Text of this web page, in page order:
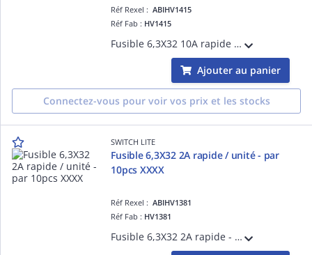
Réf Rexel :ABIHV1415
Réf Fab : HV1415
Fusible 6,3X32 10A rapide - Tarifé à l'unité, vendu par colisage 10pcs
Ajouter au panier
Connectez-vous pour voir vos prix et les stocks
SWITCH LITE
Fusible 6,3X32 2A rapide / unité - par
10pcs XXXX
Réf Rexel :ABIHV1381
Réf Fab : HV1381
Fusible 6,3X32 2A rapide - Tarifé à l'unité, vendu par colisage 10pcs